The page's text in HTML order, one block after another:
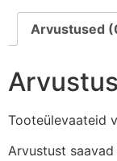
Arvustused
Tooteülevaateid
Arvustust